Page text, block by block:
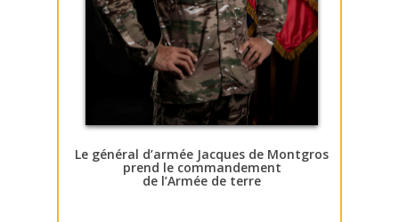
Le général d’armée Jacques de Montgros
prend le commandement
de l’Armée de terre